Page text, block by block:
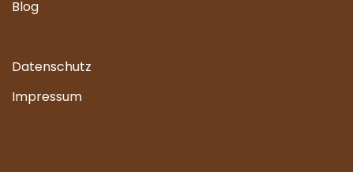
Blog
Datenschutz
Impressum